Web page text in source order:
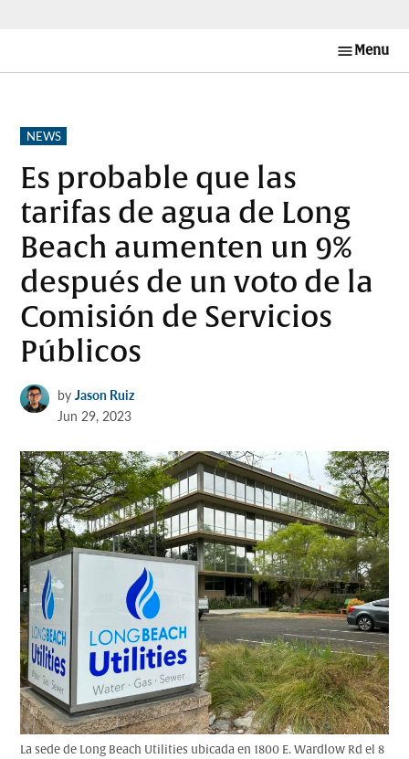
to
Español
Menu
POSTED
IN
NEWS
Es probable que las
tarifas de agua de Long
Beach aumenten un 9%
después de un voto de la
Comisión de Servicios
Públicos
by Jason Ruiz
Jun 29, 2023
La sede de Long Beach Utilities ubicada en 1800 E. Wardlow Rd el 8